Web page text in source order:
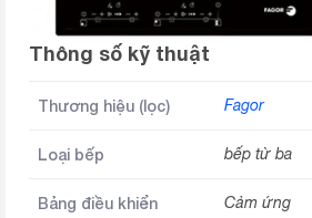
Thông số kỹ thuật
Thương hiệu (lọc) Fagor
Loại bếp bếp từ ba
Bảng điều khiển Cảm ứng